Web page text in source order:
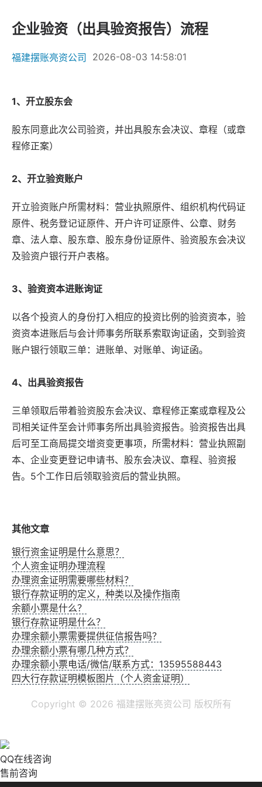
企业验资（出具验资报告）流程
福建摆账亮资公司 2026-08-03 14:58:01
1、开立股东会
股东同意此次公司验资，并出具股东会决议、章程（或章
程修正案）
2、开立验资账户
开立验资账户所需材料：营业执照原件、组织机构代码证
原件、税务登记证原件、开户许可证原件、公章、财务
章、法人章、股东章、股东身份证原件、验资股东会决议
及验资户银行开户表格。
3、验资资本进账询证
以各个投资人的身份打入相应的投资比例的验资资本，验
资资本进账后与会计师事务所联系索取询证函，交到验资
账户银行领取三单：进账单、对账单、询证函。
4、出具验资报告
三单领取后带着验资股东会决议、章程修正案或章程及公
司相关证件至会计师事务所出具验资报告。验资报告出具
后可至工商局提交增资变更事项，所需材料：营业执照副
本、企业变更登记申请书、股东会决议、章程、验资报
告。5个工作日后领取验资后的营业执照。
其他文章
银行资金证明是什么意思？
个人资金证明办理流程
办理资金证明需要哪些材料？
银行存款证明的定义，种类以及操作指南
余额小票是什么？
银行存款证明是什么？
办理余额小票需要提供征信报告吗？
办理余额小票有哪几种方式？
办理余额小票电话/微信/联系方式：13595588443
四大行存款证明模板图片（个人资金证明）
Copyright © 2026 福建摆账亮资公司 版权所有
QQ在线咨询
售前咨询